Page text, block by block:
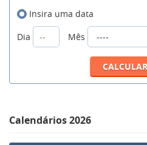
Insira uma data
Dia
Mês
Calendários 2026